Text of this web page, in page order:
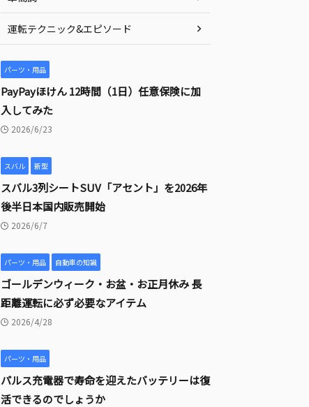
運転テクニック&エピソード
パーツ・用品
PayPayほけん 12時間（1日）任意保険に加
入してみた
2026/6/23
スバル 新型
スバル3列シートSUV「アセント」を2026年
後半日本国内販売開始
2026/6/7
パーツ・用品 自動車の知識
ゴールデンウィーク・お盆・お正月休み 長
距離運転に必ず必要なアイテム
2026/4/28
パーツ・用品
パルス充電器で寿命を迎えたバッテリーは復
活できるのでしょうか